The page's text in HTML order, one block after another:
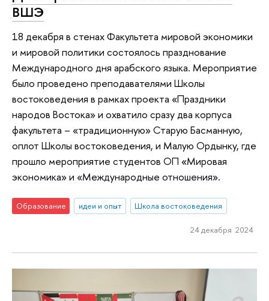
ВШЭ
18 декабря в стенах Факультета мировой экономики
и мировой политики состоялось празднование
Международного дня арабского языка. Мероприятие
было проведено преподавателями Школы
востоковедения в рамках проекта «Праздники
народов Востока» и охватило сразу два корпуса
факультета – «традиционную» Старую Басманную,
оплот Школы востоковедения, и Малую Ордынку, где
прошло мероприятие студентов ОП «Мировая
экономика» и «Международные отношения».
Образование идеи и опыт Школа востоковедения
24 декабря 2024